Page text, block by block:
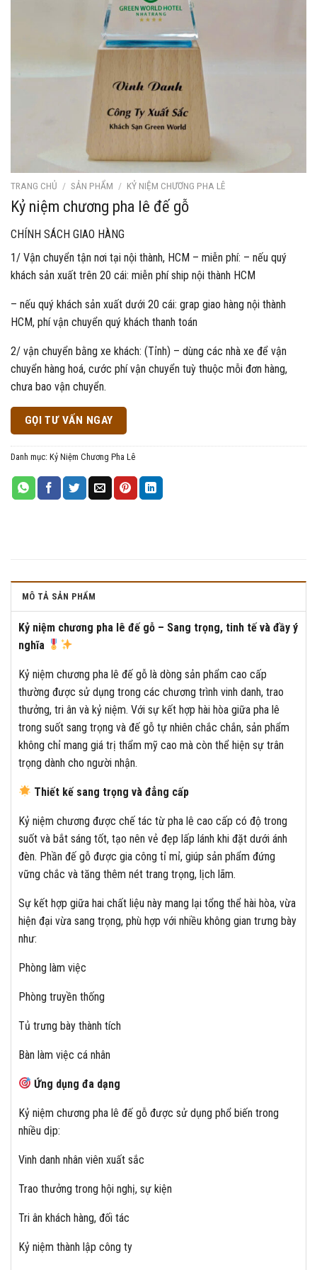
TRANG CHỦ / SẢN PHẨM / KỶ NIỆM CHƯƠNG PHA LÊ
Kỷ niệm chương pha lê đế gỗ
CHÍNH SÁCH GIAO HÀNG
1/ Vận chuyển tận nơi tại nội thành, HCM – miễn phí: – nếu quý
khách sản xuất trên 20 cái: miễn phí ship nội thành HCM
– nếu quý khách sản xuất dưới 20 cái: grap giao hàng nội thành
HCM, phí vận chuyển quý khách thanh toán
2/ vận chuyển bằng xe khách: (Tỉnh) – dùng các nhà xe để vận
chuyển hàng hoá, cước phí vận chuyển tuỳ thuộc mỗi đơn hàng,
chưa bao vận chuyển.
GỌI TƯ VẤN NGAY
Danh mục: Kỷ Niệm Chương Pha Lê
MÔ TẢ SẢN PHẨM
Kỷ niệm chương pha lê đế gỗ – Sang trọng, tinh tế và đầy ý
nghĩa
Kỷ niệm chương pha lê đế gỗ là dòng sản phẩm cao cấp
thường được sử dụng trong các chương trình vinh danh, trao
thưởng, tri ân và kỷ niệm. Với sự kết hợp hài hòa giữa pha lê
trong suốt sang trọng và đế gỗ tự nhiên chắc chắn, sản phẩm
không chỉ mang giá trị thẩm mỹ cao mà còn thể hiện sự trân
trọng dành cho người nhận.
Thiết kế sang trọng và đẳng cấp
Kỷ niệm chương được chế tác từ pha lê cao cấp có độ trong
suốt và bắt sáng tốt, tạo nên vẻ đẹp lấp lánh khi đặt dưới ánh
đèn. Phần đế gỗ được gia công tỉ mỉ, giúp sản phẩm đứng
vững chắc và tăng thêm nét trang trọng, lịch lãm.
Sự kết hợp giữa hai chất liệu này mang lại tổng thể hài hòa, vừa
hiện đại vừa sang trọng, phù hợp với nhiều không gian trưng bày
như:
Phòng làm việc
Phòng truyền thống
Tủ trưng bày thành tích
Bàn làm việc cá nhân
Ứng dụng đa dạng
Kỷ niệm chương pha lê đế gỗ được sử dụng phổ biến trong
nhiều dịp:
Vinh danh nhân viên xuất sắc
Trao thưởng trong hội nghị, sự kiện
Tri ân khách hàng, đối tác
Kỷ niệm thành lập công ty